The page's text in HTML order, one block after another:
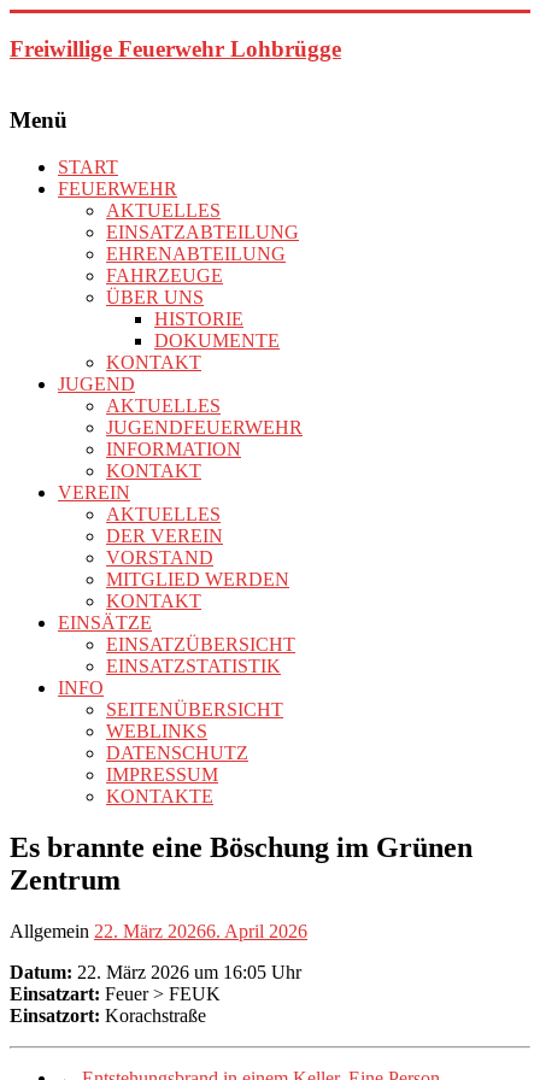
Inhalt
springen
Freiwillige Feuerwehr Lohbrügge
Menü
START
FEUERWEHR
AKTUELLES
EINSATZABTEILUNG
EHRENABTEILUNG
FAHRZEUGE
ÜBER UNS
HISTORIE
DOKUMENTE
KONTAKT
JUGEND
AKTUELLES
JUGENDFEUERWEHR
INFORMATION
KONTAKT
VEREIN
AKTUELLES
DER VEREIN
VORSTAND
MITGLIED WERDEN
KONTAKT
EINSÄTZE
EINSATZÜBERSICHT
EINSATZSTATISTIK
INFO
SEITENÜBERSICHT
WEBLINKS
DATENSCHUTZ
IMPRESSUM
KONTAKTE
Es brannte eine Böschung im Grünen
Zentrum
Allgemein 22. März 20266. April 2026
Datum: 22. März 2026 um 16:05 Uhr
Einsatzart: Feuer > FEUK
Einsatzort: Korachstraße